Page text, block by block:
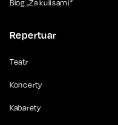
Blog „Za kulisami”
Repertuar
Teatr
Koncerty
Kabarety